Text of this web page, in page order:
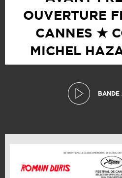
OUVERTURE
CANNES ★
MICHEL
BANDE